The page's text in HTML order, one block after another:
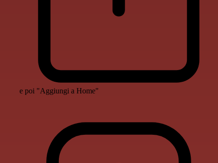
e poi "Aggiungi a Home"